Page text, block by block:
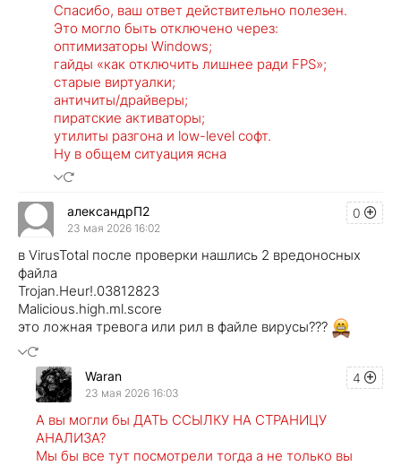
Спасибо, ваш ответ действительно полезен.
Это могло быть отключено через:
оптимизаторы Windows;
гайды «как отключить лишнее ради FPS»;
старые виртуалки;
античиты/драйверы;
пиратские активаторы;
утилиты разгона и low-level софт.
Ну в общем ситуация ясна
0
александрП2
23 мая 2026 16:02
в VirusTotal после проверки нашлись 2 вредоносных
файла
Trojan.Heur!.03812823
Malicious.high.ml.score
это ложная тревога или рил в файле вирусы???
4
Waran
23 мая 2026 16:03
А вы могли бы ДАТЬ ССЫЛКУ НА СТРАНИЦУ
АНАЛИЗА?
Мы бы все тут посмотрели тогда а не только вы